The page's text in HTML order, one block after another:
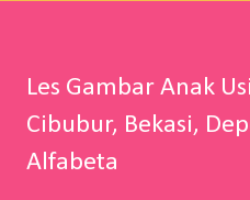
Les Gambar Anak
Cibubur, Bekasi,
Alfabeta